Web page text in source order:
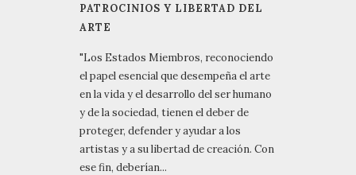
PATROCINIOS Y LIBERTAD DEL
ARTE
"Los Estados Miembros, reconociendo
el papel esencial que desempeña el arte
en la vida y el desarrollo del ser humano
y de la sociedad, tienen el deber de
proteger, defender y ayudar a los
artistas y a su libertad de creación. Con
ese fin, deberían...